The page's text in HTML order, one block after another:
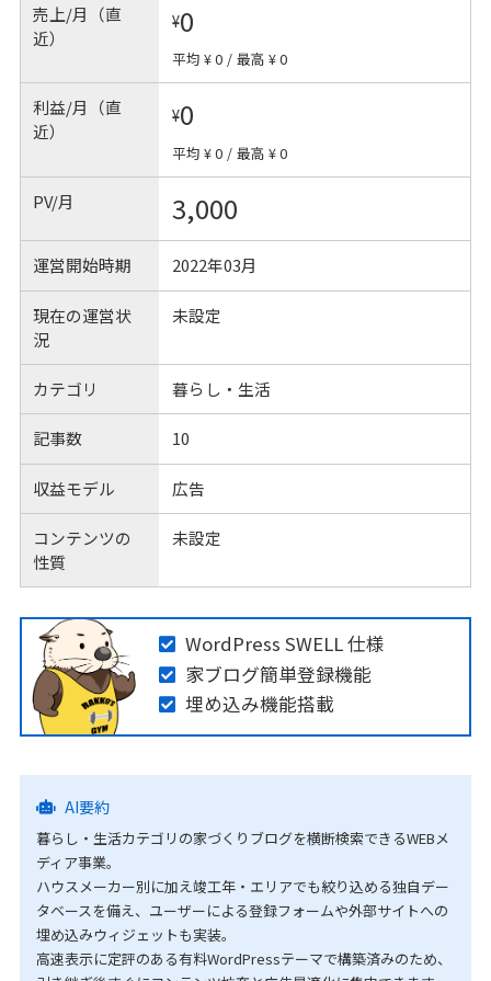
売上/月（直
近）
¥0
平均 ¥ 0 / 最高 ¥ 0
利益/月（直
近）
¥0
平均 ¥ 0 / 最高 ¥ 0
PV/月 3,000
運営開始時期 2022年03月
現在の運営状
況
未設定
カテゴリ 暮らし・生活
記事数 10
収益モデル 広告
コンテンツの
性質
未設定
WordPress SWELL 仕様
家ブログ簡単登録機能
埋め込み機能搭載
AI要約
暮らし・生活カテゴリの家づくりブログを横断検索できるWEBメ
ディア事業。
ハウスメーカー別に加え竣工年・エリアでも絞り込める独自デー
タベースを備え、ユーザーによる登録フォームや外部サイトへの
埋め込みウィジェットも実装。
高速表示に定評のある有料WordPressテーマで構築済みのため、